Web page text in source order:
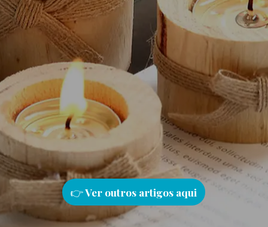
👉Ver outros artigos aqui